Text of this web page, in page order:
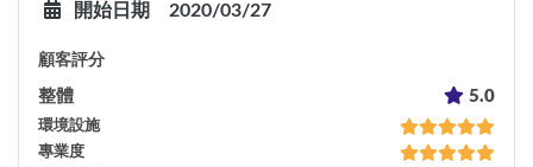
開始日期 2020/03/27
顧客評分
整體 5.0
環境設施
專業度